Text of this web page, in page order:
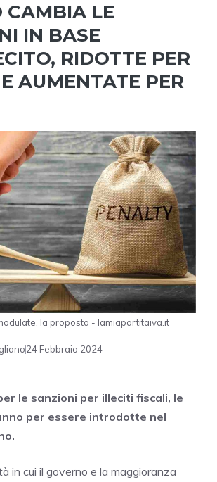
CAMBIA LE
IN BASE
RIDOTTE PER
AUMENTATE PER
la proposta - lamiapartitaiva.it
24 Febbraio 2024
le sanzioni per illeciti fiscali, le
per essere introdotte nel
in cui il governo e la maggioranza